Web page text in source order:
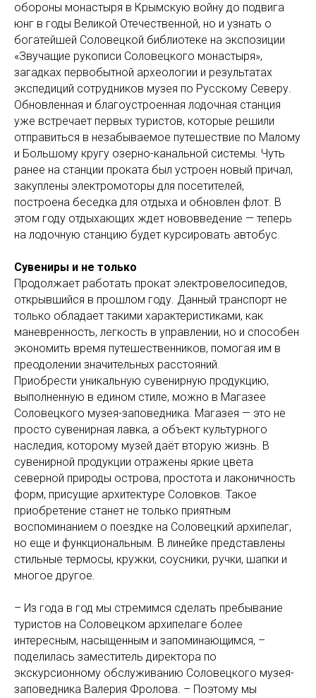
обороны монастыря в Крымскую войну до подвига
юнг в годы Великой Отечественной, но и узнать о
богатейшей Соловецкой библиотеке на экспозиции
«Звучащие рукописи Соловецкого монастыря»,
загадках первобытной археологии и результатах
экспедиций сотрудников музея по Русскому Северу.
Обновленная и благоустроенная лодочная станция
уже встречает первых туристов, которые решили
отправиться в незабываемое путешествие по Малому
и Большому кругу озерно-канальной системы. Чуть
ранее на станции проката был устроен новый причал,
закуплены электромоторы для посетителей,
построена беседка для отдыха и обновлен флот. В
этом году отдыхающих ждет нововведение — теперь
на лодочную станцию будет курсировать автобус.
Сувениры и не только
Продолжает работать прокат электровелосипедов,
открывшийся в прошлом году. Данный транспорт не
только обладает такими характеристиками, как
маневренность, легкость в управлении, но и способен
экономить время путешественников, помогая им в
преодолении значительных расстояний.
Приобрести уникальную сувенирную продукцию,
выполненную в едином стиле, можно в Магазее
Соловецкого музея-заповедника. Магазея — это не
просто сувенирная лавка, а объект культурного
наследия, которому музей даёт вторую жизнь. В
сувенирной продукции отражены яркие цвета
северной природы острова, простота и лаконичность
форм, присущие архитектуре Соловков. Такое
приобретение станет не только приятным
воспоминанием о поездке на Соловецкий архипелаг,
но еще и функциональным. В линейке представлены
стильные термосы, кружки, соусники, ручки, шапки и
многое другое.
– Из года в год мы стремимся сделать пребывание
туристов на Соловецком архипелаге более
интересным, насыщенным и запоминающимся, –
поделилась заместитель директора по
экскурсионному обслуживанию Соловецкого музея-
заповедника Валерия Фролова. – Поэтому мы